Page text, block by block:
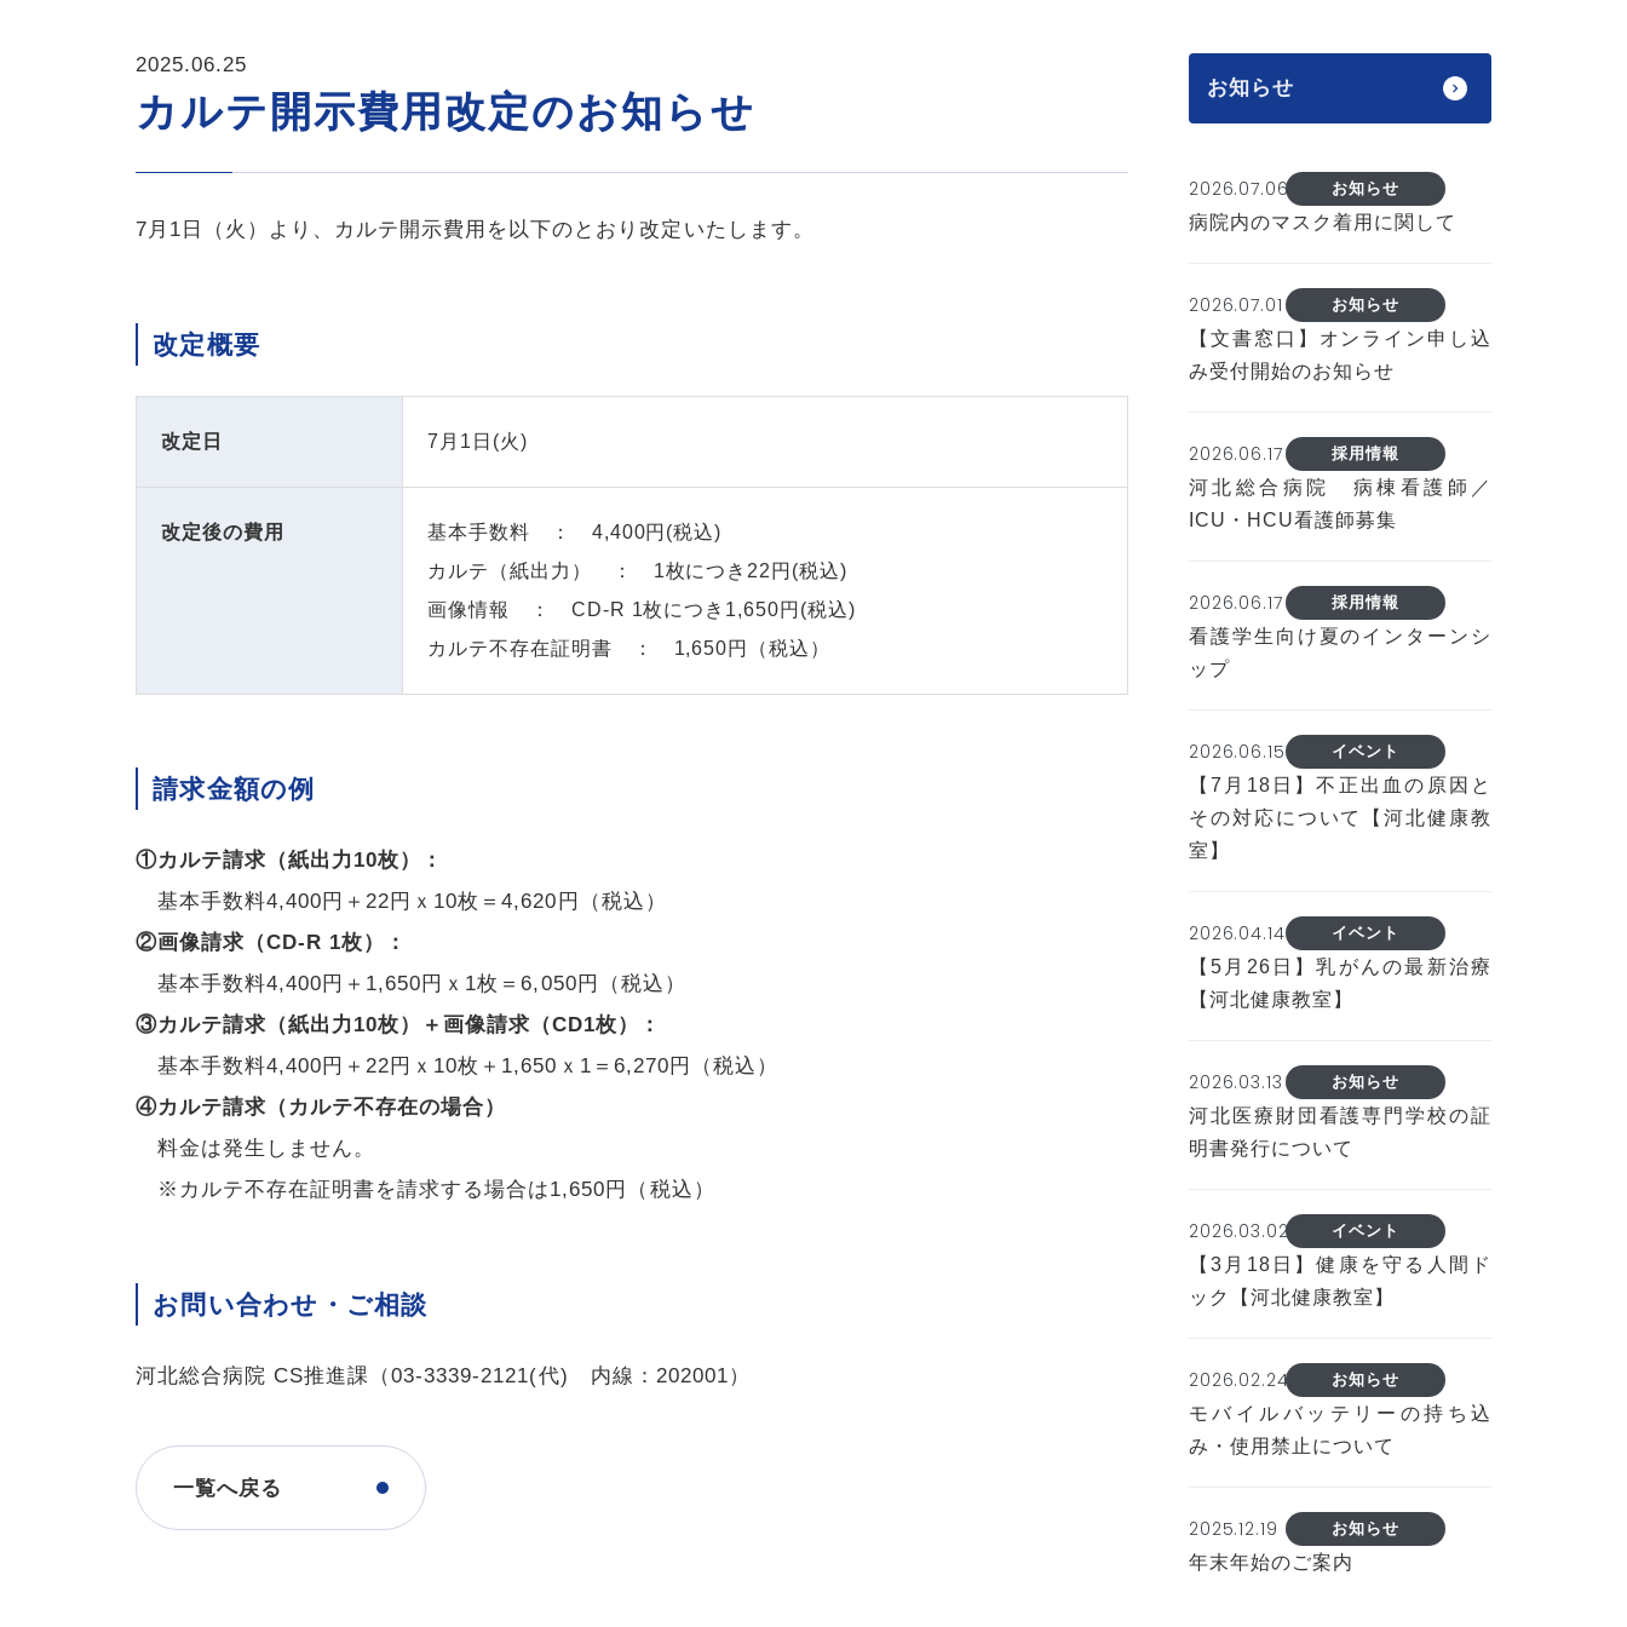
2025.06.25
カルテ開示費用改定のお知らせ
7月1日（火）より、カルテ開示費用を以下のとおり改定いたします。
改定概要
改定日 7月1日(火)
改定後の費用
基本手数料 ： 4,400円(税込)
カルテ（紙出力） ： 1枚につき22円(税込)
画像情報 ： CD-R 1枚につき1,650円(税込)
カルテ不存在証明書 ： 1,650円（税込）
請求金額の例
①カルテ請求（紙出力10枚）：
基本手数料4,400円＋22円ｘ10枚＝4,620円（税込）
②画像請求（CD-R 1枚）：
基本手数料4,400円＋1,650円ｘ1枚＝6,050円（税込）
③カルテ請求（紙出力10枚）＋画像請求（CD1枚）：
基本手数料4,400円＋22円ｘ10枚＋1,650ｘ1＝6,270円（税込）
④カルテ請求（カルテ不存在の場合）
料金は発生しません。
※カルテ不存在証明書を請求する場合は1,650円（税込）
お問い合わせ・ご相談
河北総合病院 CS推進課（03-3339-2121(代) 内線：202001）
一覧へ戻る
お知らせ
2026.07.06 お知らせ
病院内のマスク着用に関して
2026.07.01 お知らせ
【文書窓口】オンライン申し込
み受付開始のお知らせ
2026.06.17 採用情報
河北総合病院 病棟看護師／
ICU・HCU看護師募集
2026.06.17 採用情報
看護学生向け夏のインターンシ
ップ
2026.06.15 イベント
【7月18日】不正出血の原因と
その対応について【河北健康教
室】
2026.04.14 イベント
【5月26日】乳がんの最新治療
【河北健康教室】
2026.03.13 お知らせ
河北医療財団看護専門学校の証
明書発行について
2026.03.02 イベント
【3月18日】健康を守る人間ド
ック【河北健康教室】
2026.02.24 お知らせ
モバイルバッテリーの持ち込
み・使用禁止について
2025.12.19 お知らせ
年末年始のご案内